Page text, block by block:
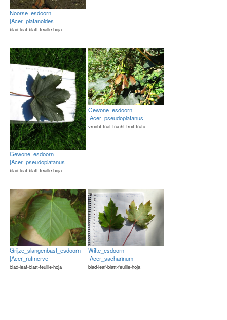
Noorse_esdoorn
|Acer_platanoides
blad-leaf-blatt-feuille-hoja
Gewone_esdoorn
|Acer_pseudoplatanus
blad-leaf-blatt-feuille-hoja
Gewone_esdoorn
|Acer_pseudoplatanus
vrucht-fruit-frucht-fruit-fruta
Grijze_slangenbast_esdoorn
|Acer_rufinerve
blad-leaf-blatt-feuille-hoja
Witte_esdoorn
|Acer_sacharinum
blad-leaf-blatt-feuille-hoja